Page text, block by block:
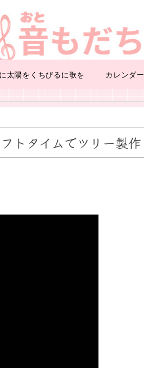
太陽をくちびるに歌を カレンダー
トタイムでツリー製作